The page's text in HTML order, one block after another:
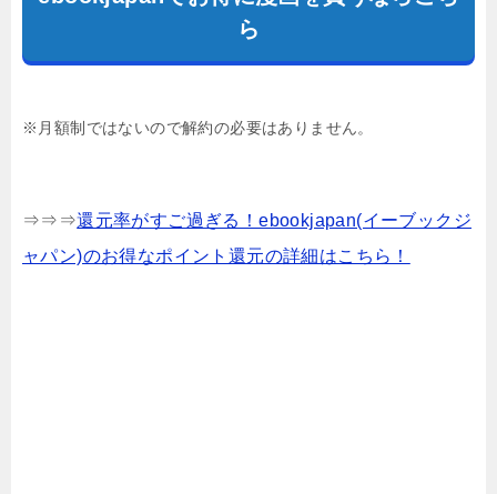
ら
※月額制ではないので解約の必要はありません。
⇒⇒⇒還元率がすご過ぎる！ebookjapan(イーブックジ
ャパン)のお得なポイント還元の詳細はこちら！